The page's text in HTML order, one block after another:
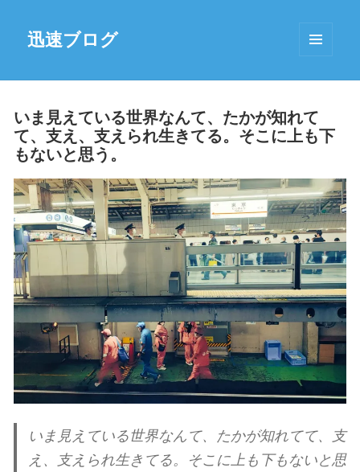
迅速ブログ
いま見えている世界なんて、たかが知れて
て、支え、支えられ生きてる。そこに上も下
もないと思う。
いま見えている世界なんて、たかが知れてて、支
え、支えられ生きてる。そこに上も下もないと思